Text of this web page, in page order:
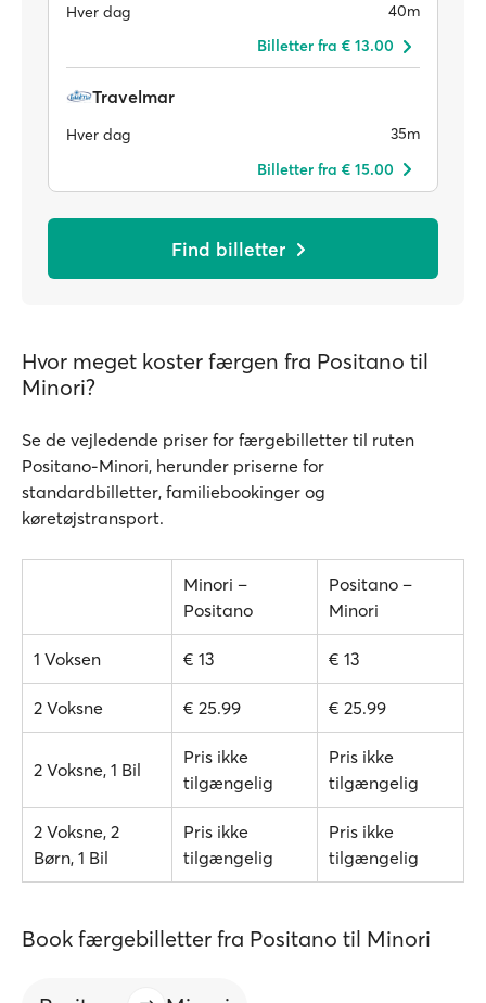
Hver dag
40m
Billetter fra € 13.00
Travelmar
Hver dag
35m
Billetter fra € 15.00
Find billetter
Hvor meget koster færgen fra Positano til
Minori?
Se de vejledende priser for færgebilletter til ruten
Positano-Minori, herunder priserne for
standardbilletter, familiebookinger og
køretøjstransport.
Minori –
Positano
Positano –
Minori
1 Voksen € 13 € 13
2 Voksne € 25.99 € 25.99
2 Voksne, 1 Bil
Pris ikke
tilgængelig
Pris ikke
tilgængelig
2 Voksne, 2
Børn, 1 Bil
Pris ikke
tilgængelig
Pris ikke
tilgængelig
Book færgebilletter fra Positano til Minori